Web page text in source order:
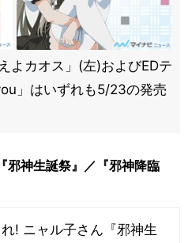
よカオス」(左)およびEDテ
」はいずれも5/23の発売
邪神生誕祭』／『邪神降臨
れ! ニャル子さん『邪神生